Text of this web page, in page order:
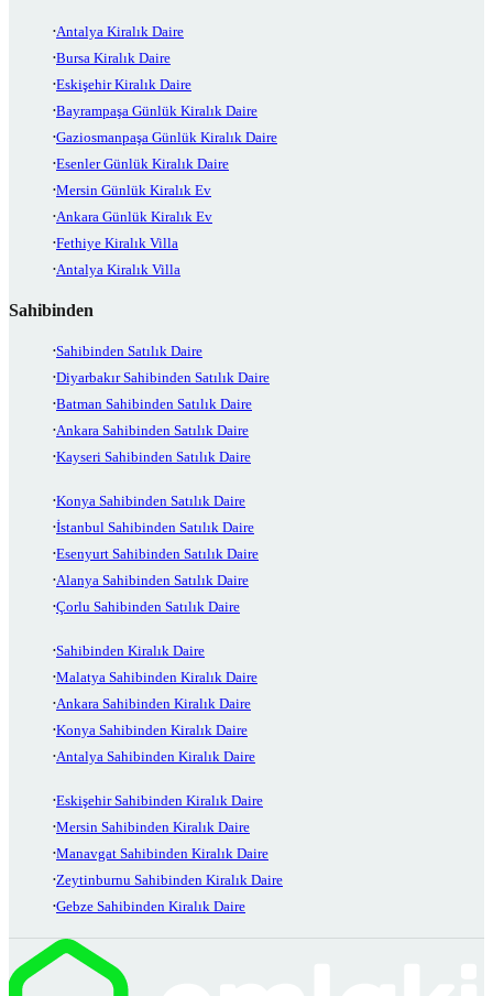
Antalya Kiralık Daire
Bursa Kiralık Daire
Eskişehir Kiralık Daire
Bayrampaşa Günlük Kiralık Daire
Gaziosmanpaşa Günlük Kiralık Daire
Esenler Günlük Kiralık Daire
Mersin Günlük Kiralık Ev
Ankara Günlük Kiralık Ev
Fethiye Kiralık Villa
Antalya Kiralık Villa
Sahibinden
Sahibinden Satılık Daire
Diyarbakır Sahibinden Satılık Daire
Batman Sahibinden Satılık Daire
Ankara Sahibinden Satılık Daire
Kayseri Sahibinden Satılık Daire
Konya Sahibinden Satılık Daire
İstanbul Sahibinden Satılık Daire
Esenyurt Sahibinden Satılık Daire
Alanya Sahibinden Satılık Daire
Çorlu Sahibinden Satılık Daire
Sahibinden Kiralık Daire
Malatya Sahibinden Kiralık Daire
Ankara Sahibinden Kiralık Daire
Konya Sahibinden Kiralık Daire
Antalya Sahibinden Kiralık Daire
Eskişehir Sahibinden Kiralık Daire
Mersin Sahibinden Kiralık Daire
Manavgat Sahibinden Kiralık Daire
Zeytinburnu Sahibinden Kiralık Daire
Gebze Sahibinden Kiralık Daire